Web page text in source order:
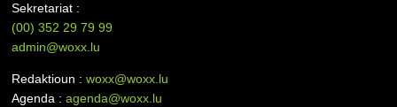
Sekretariat :
(00)352 29 79 99
admin@woxx.lu
Redaktioun :woxx@woxx.lu
Agenda :agenda@woxx.lu